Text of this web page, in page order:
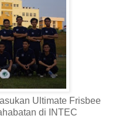
Ultimate Frisbee
di INTEC